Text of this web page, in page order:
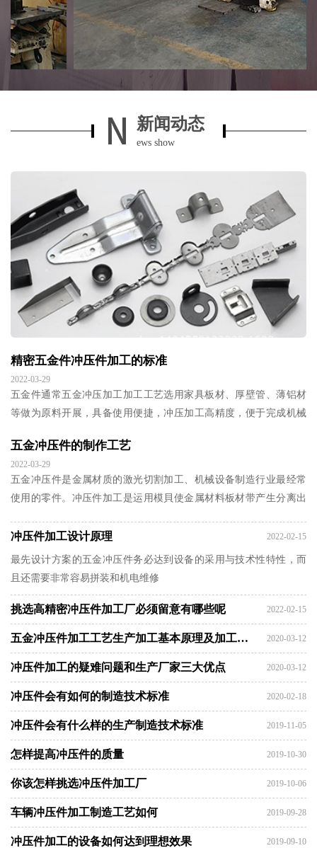
新闻动态
ews show
精密五金件冲压件加工的标准
2022-03-29
五金件通常五金冲压加工加工工艺选用家具板材、厚壁管、薄铝材
等做为原料开展，具备使用便捷，冲压加工高精度，便于完成机械
件加工的标准：
五金冲压件的制作工艺
2022-03-29
五金冲压件是金属材质的激光切割加工、机械设备制造行业最经常
使用的零件。冲压件加工是运用模貝使金属材料板材带产生分离出
料主要是热扎或热轧(以冷轧为主导)的金属材料板材带原材料，例如
铝合金板、合金圆钢、弹簧钢板、热镀锌板、镀锡板、不锈钢板
材、铜及合金铜板、铝及铝板等
冲压件加工设计原理 2022-02-15
最先设计方案的五金冲压件务必达到设备的采用与技术性特性，而
且还需要非常容易拼装和机电维修
挑选高精密冲压件加工厂必须留意有哪些呢 2022-02-15
五金冲压件加工工艺生产加工基本原理及加工工艺特点 2020-03-12
冲压件加工的疑难问题和生产厂家三大优点 2020-03-12
冲压件会有如何的制造技术标准 2020-02-18
冲压件会有什么样的生产制造技术标准 2019-11-05
怎样提高冲压件的质量 2019-10-30
你该怎样挑选冲压件加工厂 2019-10-06
车辆冲压件加工制造工艺如何 2019-09-28
冲压件加工的设备如何达到理想效果 2019-09-10